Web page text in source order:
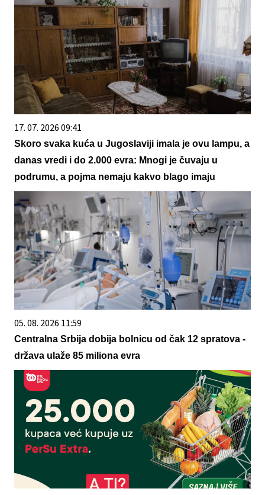
17. 07. 2026 09:41
Skoro svaka kuća u Jugoslaviji imala je ovu lampu, a
danas vredi i do 2.000 evra: Mnogi je čuvaju u
podrumu, a pojma nemaju kakvo blago imaju
05. 08. 2026 11:59
Centralna Srbija dobija bolnicu od čak 12 spratova -
država ulaže 85 miliona evra